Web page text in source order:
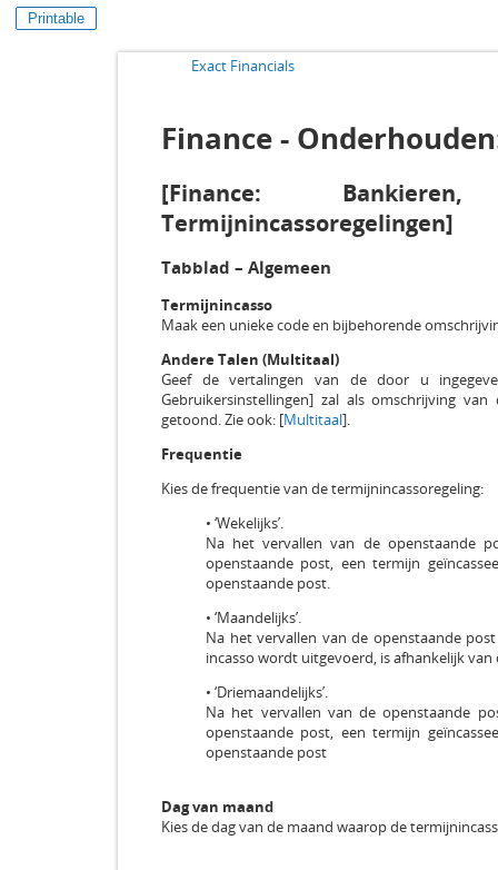
Printable
Exact Financials
Finance -
[Finance: Bankieren,
Termijnincassoregelingen]
Tabblad – Algemeen
Termijnincasso
Maak een unieke code en bijbehorende
Andere Talen (Multitaal)
Geef de vertalingen van de door u
Gebruikersinstellingen] zal als omschrijving
getoond. Zie ook: [Multitaal].
Frequentie
Kies de frequentie van de termijnincassoregeling:
• ‘Wekelijks’.
Na het vervallen van de openstaande
openstaande post, een termijn
openstaande post.
• ‘Maandelijks’.
Na het vervallen van de openstaande
incasso wordt uitgevoerd, is afhankelijk
• ‘Driemaandelijks’.
Na het vervallen van de openstaande
openstaande post, een termijn
openstaande post
Dag van maand
Kies de dag van de maand waarop de